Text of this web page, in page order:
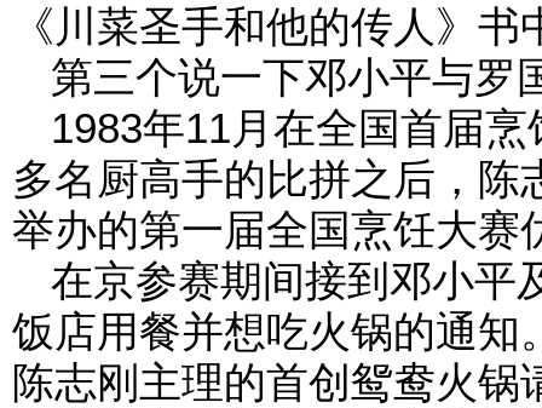
《川菜圣手和他的传人》
第三个说一下邓小平与罗
1983年11月在全国首届
多名厨高手的比拼之后，
举办的第一届全国烹饪大赛
在京参赛期间接到邓小平
饭店用餐并想吃火锅的通知
陈志刚主理的首创鸳鸯火